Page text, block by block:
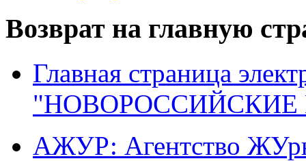
Возврат на главную
Главная страница
"НОВОРОССИЙСКИЕ
АЖУР: Агентство